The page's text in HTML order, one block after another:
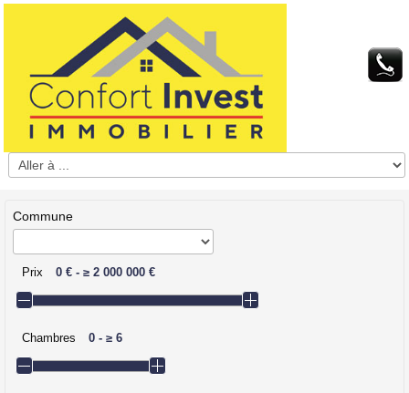
Commune
Prix 0 € -≥ 2 000 000 €
Chambres 0 -≥ 6